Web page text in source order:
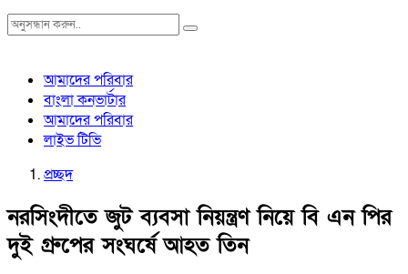
আমাদের পরিবার
বাংলা কনভার্টার
আমাদের পরিবার
লাইভ টিভি
প্রচ্ছদ
নরসিংদীতে জুট ব্যবসা নিয়ন্ত্রণ নিয়ে বি এন পির
দুই গ্রুপের সংঘর্ষে আহত তিন